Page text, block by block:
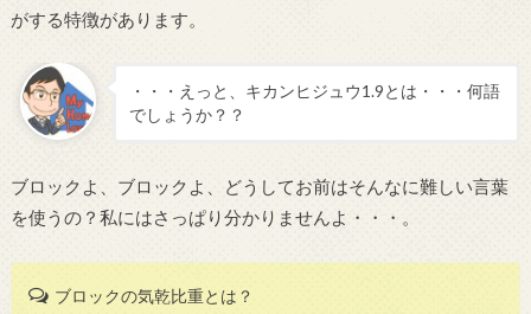
がする特徴があります。
・・・えっと、キカンヒジュウ1.9とは・・・何語
でしょうか？？
ブロックよ、ブロックよ、どうしてお前はそんなに難しい言葉
を使うの？私にはさっぱり分かりませんよ・・・。
ブロックの気乾比重とは？